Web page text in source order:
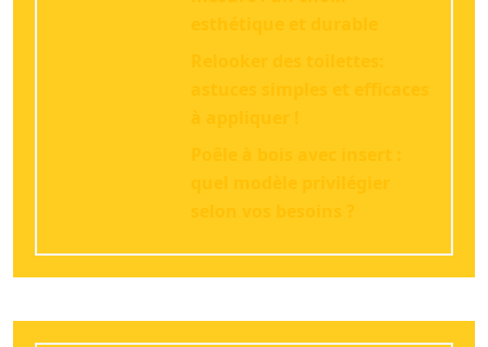
esthétique et durable
Relooker des toilettes:
astuces simples et efficaces
à appliquer !
Poêle à bois avec insert :
quel modèle privilégier
selon vos besoins ?